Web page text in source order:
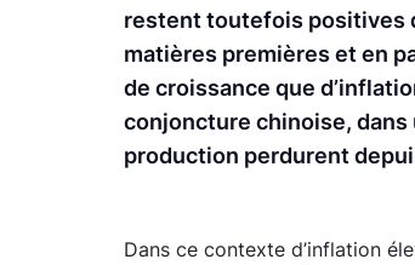
restent toutefois positives
matières premières et en
de croissance que
conjoncture chinoise, dans
production perdurent
Dans ce contexte d’inflation